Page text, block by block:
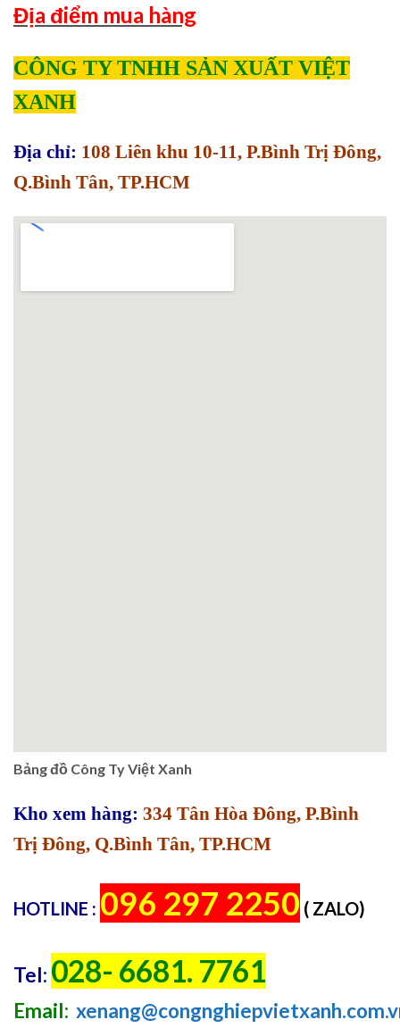
Địa điểm mua hàng
CÔNG TY TNHH SẢN XUẤT VIỆT
XANH
Địa chỉ: 108 Liên khu 10-11, P.Bình Trị Đông,
Q.Bình Tân, TP.HCM
Bảng đồ Công Ty Việt Xanh
Kho xem hàng: 334 Tân Hòa Đông, P.Bình
Trị Đông, Q.Bình Tân, TP.HCM
HOTLINE : 096 297 2250 ( ZALO)
Tel: 028- 6681. 7761
Email: